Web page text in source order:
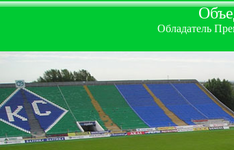
Обладатель